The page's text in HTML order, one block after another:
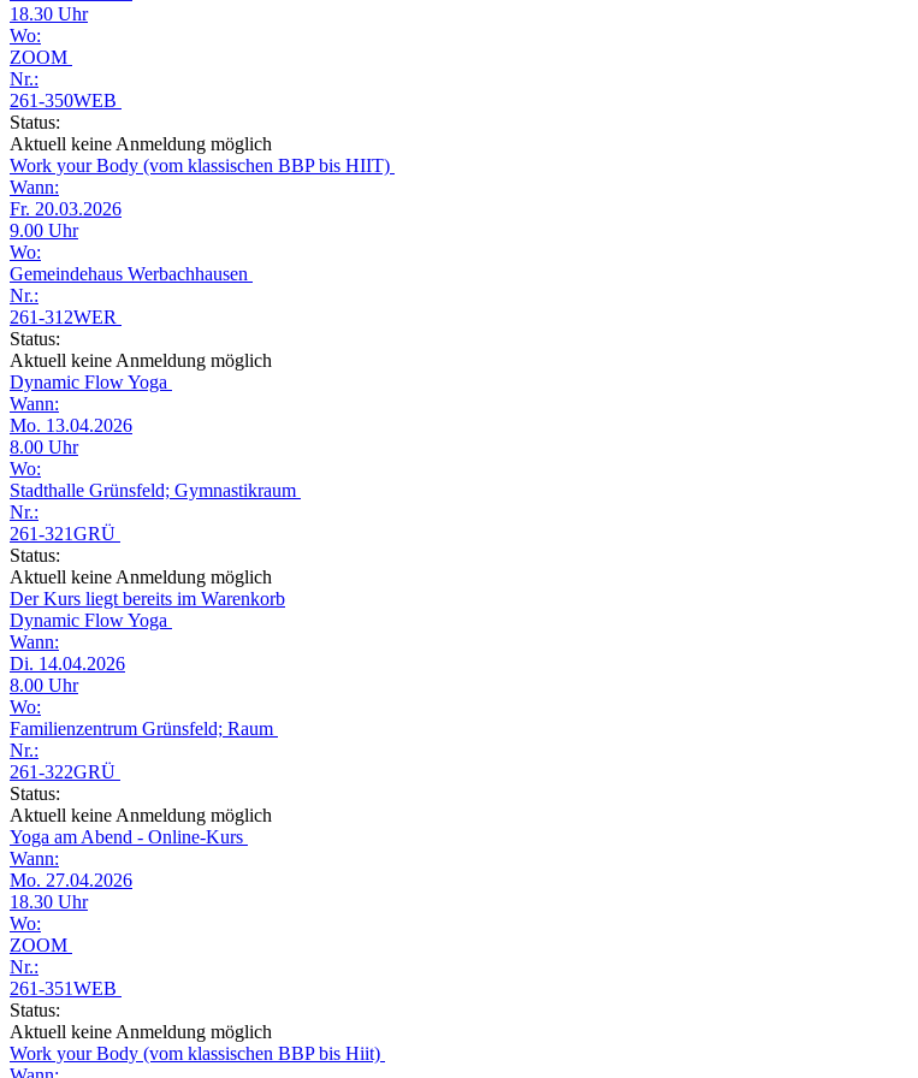
18.30 Uhr
Wo:
ZOOM
Nr.:
261-350WEB
Status:
Aktuell keine Anmeldung möglich
Work your Body (vom klassischen BBP bis HIIT)
Wann:
Fr. 20.03.2026
9.00 Uhr
Wo:
Gemeindehaus Werbachhausen
Nr.:
261-312WER
Status:
Aktuell keine Anmeldung möglich
Dynamic Flow Yoga
Wann:
Mo. 13.04.2026
8.00 Uhr
Wo:
Stadthalle Grünsfeld; Gymnastikraum
Nr.:
261-321GRÜ
Status:
Aktuell keine Anmeldung möglich
Der Kurs liegt bereits im Warenkorb
Dynamic Flow Yoga
Wann:
Di. 14.04.2026
8.00 Uhr
Wo:
Familienzentrum Grünsfeld; Raum
Nr.:
261-322GRÜ
Status:
Aktuell keine Anmeldung möglich
Yoga am Abend - Online-Kurs
Wann:
Mo. 27.04.2026
18.30 Uhr
Wo:
ZOOM
Nr.:
261-351WEB
Status:
Aktuell keine Anmeldung möglich
Work your Body (vom klassischen BBP bis Hiit)